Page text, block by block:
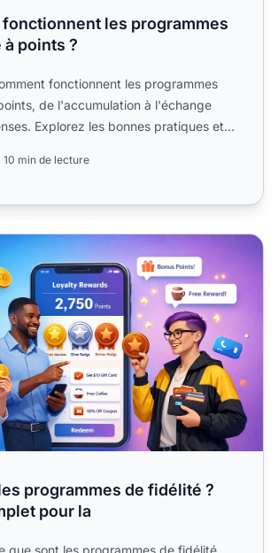
les programmes
points ?
fonctionnent les programmes
de l'accumulation à l'échange
Explorez les bonnes pratiques et
10 min de lecture
de fidélité ? Guide complet
programmes de fidélité ?
pour la
que sont les programmes de fidélité,